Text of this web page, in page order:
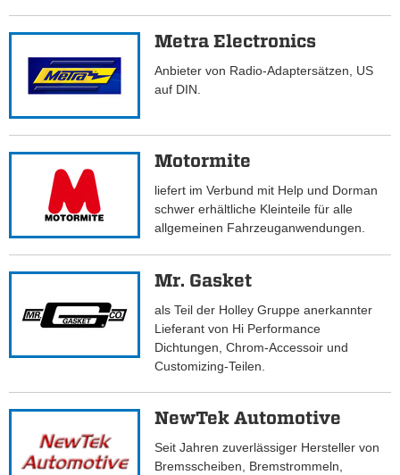
Metra Electronics
Anbieter von Radio-Adaptersätzen, US
auf DIN.
Motormite
liefert im Verbund mit Help und Dorman
schwer erhältliche Kleinteile für alle
allgemeinen Fahrzeuganwendungen.
Mr. Gasket
als Teil der Holley Gruppe anerkannter
Lieferant von Hi Performance
Dichtungen, Chrom-Accessoir und
Customizing-Teilen.
NewTek Automotive
Seit Jahren zuverlässiger Hersteller von
Bremsscheiben, Bremstrommeln,